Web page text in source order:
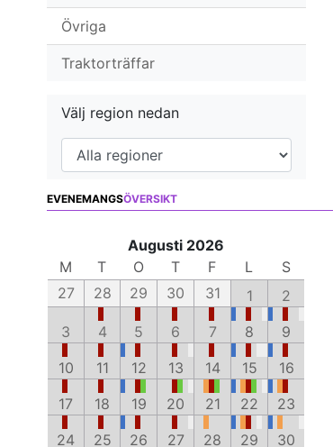
Övriga
Traktorträffar
Välj region nedan
EVENEMANGSÖVERSIKT
Augusti 2026
M
T O T F L
S
27
28 29 30 31 1
2
3
4 5 6 7 8
9
10
11 12 13 14 15
16
17
18 19 20 21 22
23
24
25 26 27 28 29 30